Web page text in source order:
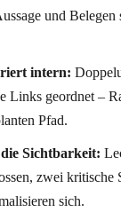
und Belegen
intern:
Links geordnet –
Pfad.
Sichtbarkeit:
zwei kritische
sich.